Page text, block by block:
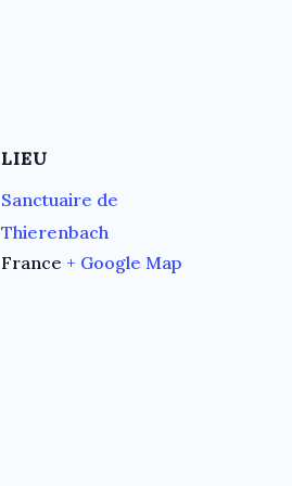
LIEU
Sanctuaire de
Thierenbach
France + Google Map